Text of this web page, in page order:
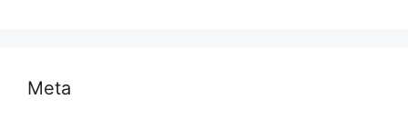
Meta